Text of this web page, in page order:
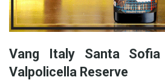
Vang Italy Santa Sofia
Valpolicella Reserve